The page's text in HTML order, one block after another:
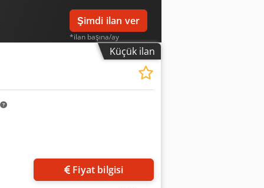
Şimdi ilan ver
*ilan başına/ay
Küçük ilan
Fiyat bilgisi